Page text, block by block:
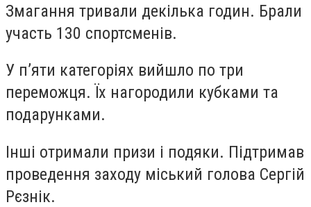
Змагання тривали декілька годин. Брали
участь 130 спортсменів.
У п’яти категоріях вийшло по три
переможця. Їх нагородили кубками та
подарунками.
Інші отримали призи і подяки. Підтримав
проведення заходу міський голова Сергій
Рєзнік.